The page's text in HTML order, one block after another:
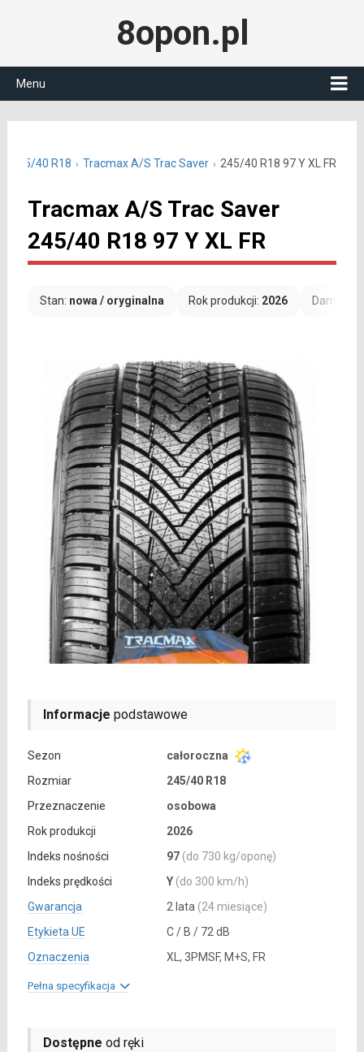
8opon.pl
Menu
245/40 R18 Tracmax A/S Trac Saver 245/40 R18 97 Y XL FR
Tracmax A/S Trac Saver
245/40 R18 97 Y XL FR
Stan: nowa / oryginalna Rok produkcji: 2026
Informacje podstawowe
Sezon
całoroczna
Rozmiar
245/40 R18
Przeznaczenie
osobowa
Rok produkcji
2026
Indeks nośności
97 (do 730 kg/oponę)
Indeks prędkości
Y (do 300 km/h)
Gwarancja
2 lata (24 miesiące)
Etykieta UE
C / B / 72 dB
Oznaczenia
XL, 3PMSF, M+S, FR
Pełna specyfikacja
Dostępne od ręki